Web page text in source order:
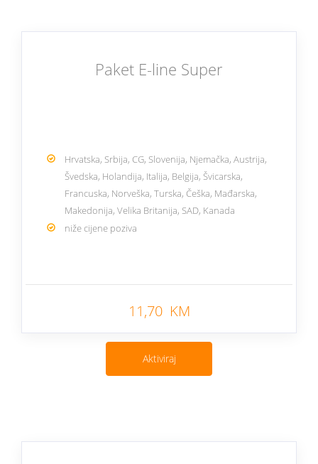
Paket E-line Super
Hrvatska, Srbija, CG, Slovenija, Njemačka, Austrija,
Švedska, Holandija, Italija, Belgija, Švicarska,
Francuska, Norveška, Turska, Češka, Mađarska,
Makedonija, Velika Britanija, SAD, Kanada
niže cijene poziva
11,70 KM
Nazad
Aktiviraj